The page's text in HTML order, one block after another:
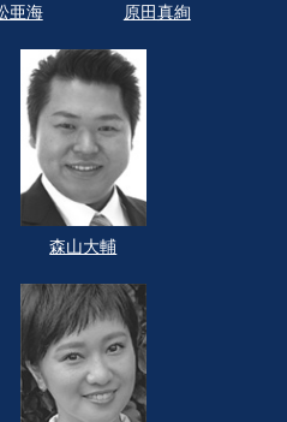
亜海 原田真絢
森山大輔